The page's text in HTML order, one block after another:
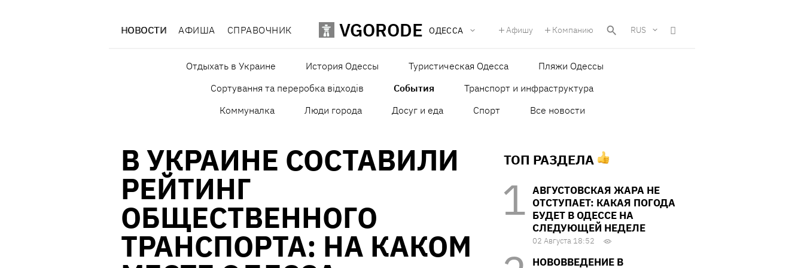
НОВОСТИ АФИША СПРАВОЧНИК VGORODE ОДЕССА Афишу Компанию RUS
Отдыхать в Украине История Одессы Туристическая Одесса
Пляжи Одессы
Сортування та переробка відходів
События
Транспорт и инфраструктура
Коммуналка
Люди города Досуг и еда Спорт Все новости
В УКРАИНЕ СОСТАВИЛИ
РЕЙТИНГ
ОБЩЕСТВЕННОГО
ТРАНСПОРТА: НА КАКОМ
ТОП РАЗДЕЛА
АВГУСТОВСКАЯ ЖАРА НЕ
ОТСТУПАЕТ: КАКАЯ ПОГОДА
БУДЕТ В ОДЕССЕ НА
СЛЕДУЮЩЕЙ НЕДЕЛЕ
02 Августа 18:52
НОВОВВЕДЕНИЕ В